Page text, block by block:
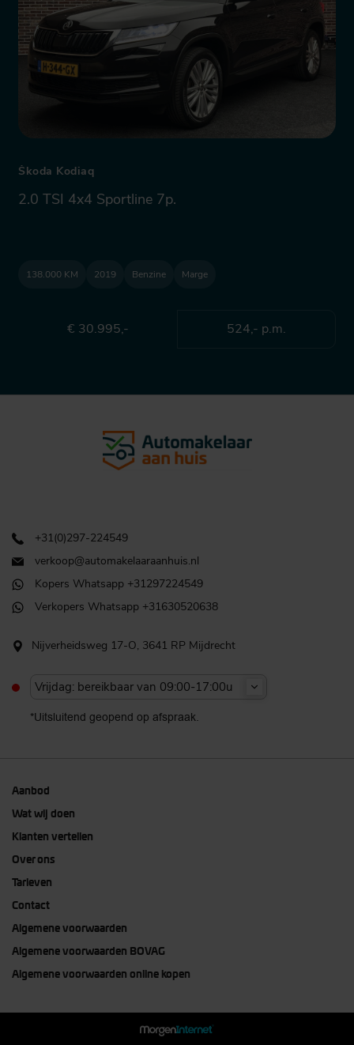
Škoda Kodiaq
2.0 TSI 4x4 Sportline 7p.
138.000 KM 2019 Benzine Marge
€ 30.995,- 524,- p.m.
+31(0)297-224549
verkoop@automakelaaraanhuis.nl
Kopers Whatsapp +31297224549
Verkopers Whatsapp +31630520638
Nijverheidsweg 17-O, 3641 RP Mijdrecht
Vrijdag: bereikbaar van 09:00-17:00u
*Uitsluitend geopend op afspraak.
Aanbod
Wat wij doen
Klanten vertellen
Over ons
Tarieven
Contact
Algemene voorwaarden
Algemene voorwaarden BOVAG
Algemene voorwaarden online kopen